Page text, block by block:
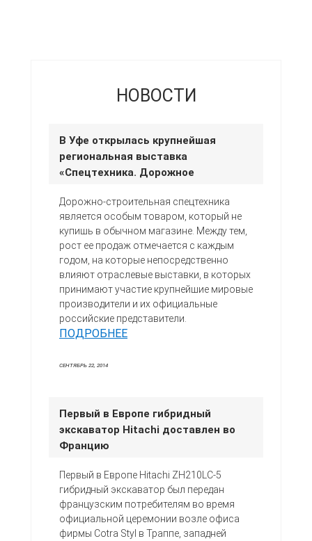
НОВОСТИ
В Уфе открылась крупнейшая
региональная выставка
«Спецтехника. Дорожное
Дорожно-строительная спецтехника
является особым товаром, который не
купишь в обычном магазине. Между тем,
рост ее продаж отмечается с каждым
годом, на которые непосредственно
влияют отраслевые выставки, в которых
принимают участие крупнейшие мировые
производители и их официальные
российские представители.
ПОДРОБНЕЕ
СЕНТЯБРЬ 22, 2014
Первый в Европе гибридный
экскаватор Hitachi доставлен во
Францию
Первый в Европе Hitachi ZH210LC-5
гибридный экскаватор был передан
французским потребителям во время
официальной церемонии возле офиса
фирмы Cotra Styl в Траппе, западней